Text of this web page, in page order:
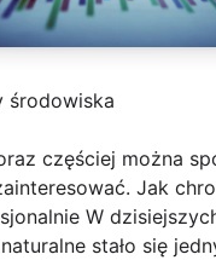
środowiska
częściej można
Jak
W
stało się